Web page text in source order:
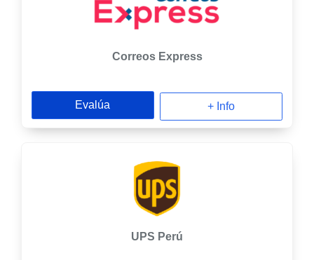
Correos Express
Evalúa + Info
UPS Perú